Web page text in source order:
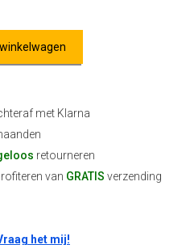
met Klarna
retourneren
van GRATIS verzending
het mij!